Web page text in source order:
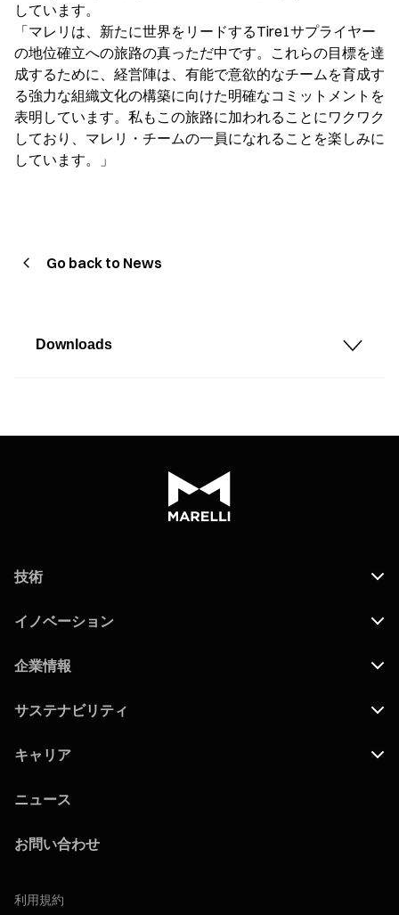
しています。
「マレリは、新たに世界をリードするTire1サプライヤー
の地位確立への旅路の真っただ中です。これらの目標を達
成するために、経営陣は、有能で意欲的なチームを育成す
る強力な組織文化の構築に向けた明確なコミットメントを
表明しています。私もこの旅路に加われることにワクワク
しており、マレリ・チームの一員になれることを楽しみに
しています。」
Go back to News
Downloads
技術
イノベーション
企業情報
サステナビリティ
キャリア
ニュース
お問い合わせ
利用規約